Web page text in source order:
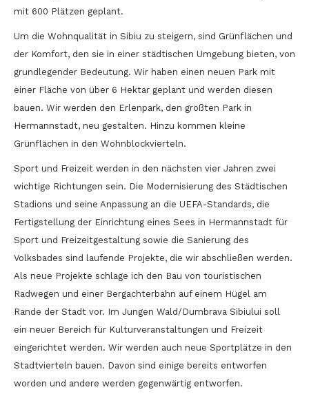
mit 600 Plätzen geplant.
Um die Wohnqualität in Sibiu zu steigern, sind Grünflächen und
der Komfort, den sie in einer städtischen Umgebung bieten, von
grundlegender Bedeutung. Wir haben einen neuen Park mit
einer Fläche von über 6 Hektar geplant und werden diesen
bauen. Wir werden den Erlenpark, den größten Park in
Hermannstadt, neu gestalten. Hinzu kommen kleine
Grünflächen in den Wohnblockvierteln.
Sport und Freizeit werden in den nächsten vier Jahren zwei
wichtige Richtungen sein. Die Modernisierung des Städtischen
Stadions und seine Anpassung an die UEFA-Standards, die
Fertigstellung der Einrichtung eines Sees in Hermannstadt für
Sport und Freizeitgestaltung sowie die Sanierung des
Volksbades sind laufende Projekte, die wir abschließen werden.
Als neue Projekte schlage ich den Bau von touristischen
Radwegen und einer Bergachterbahn auf einem Hügel am
Rande der Stadt vor. Im Jungen Wald/Dumbrava Sibiului soll
ein neuer Bereich für Kulturveranstaltungen und Freizeit
eingerichtet werden. Wir werden auch neue Sportplätze in den
Stadtvierteln bauen. Davon sind einige bereits entworfen
worden und andere werden gegenwärtig entworfen.